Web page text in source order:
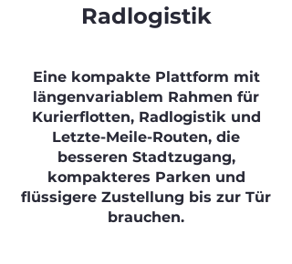
Radlogistik
Eine kompakte Plattform mit
längenvariablem Rahmen für
Kurierflotten, Radlogistik und
Letzte-Meile-Routen, die
besseren Stadtzugang,
kompakteres Parken und
flüssigere Zustellung bis zur Tür
brauchen.